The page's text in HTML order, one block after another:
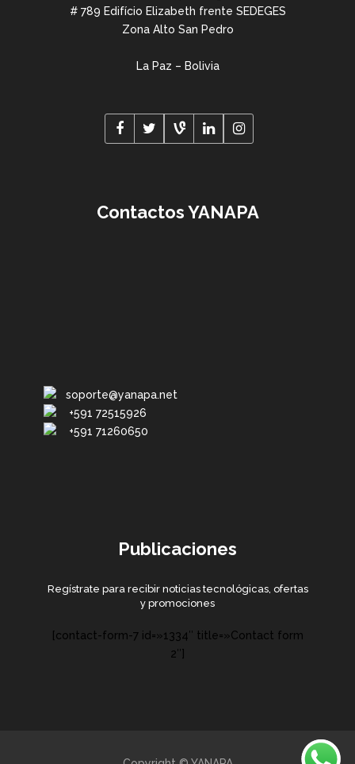
# 789 Edifício Elizabeth frente SEDEGES
Zona Alto San Pedro
La Paz – Bolivia
Contactos YANAPA
soporte@yanapa.net
+591 72515926
+591 71260650
Publicaciones
Regístrate para recibir noticias tecnológicas, ofertas
y promociones
[contact-form-7 id=»1334″ title=»Contact form
2″]